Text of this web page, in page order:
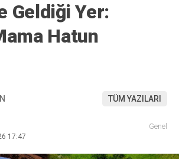
Geldiği Yer:
Hatun
TÜM YAZILARI
17:47
Genel